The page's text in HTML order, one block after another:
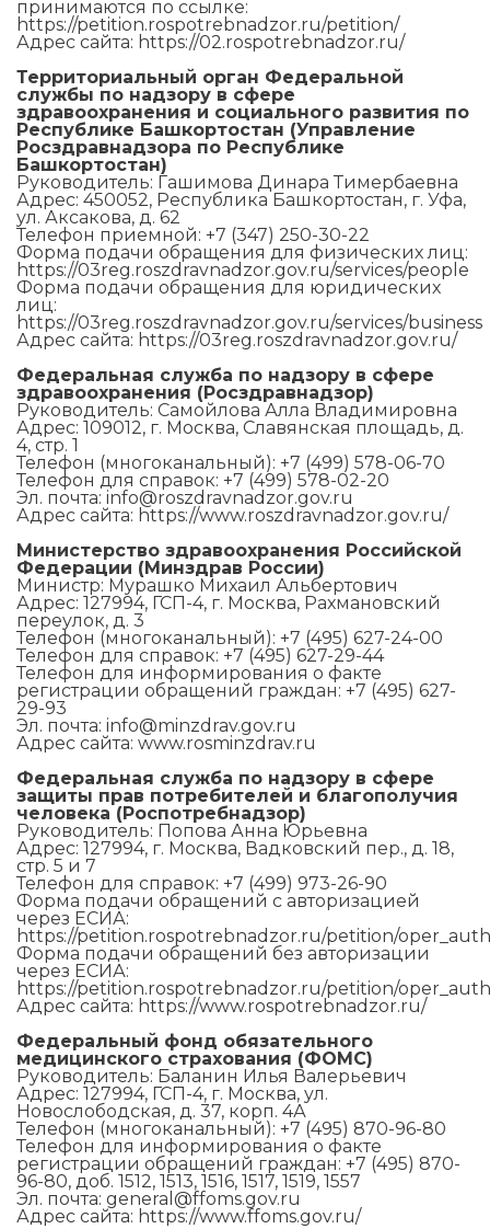
принимаются по ссылке:
https://petition.rospotrebnadzor.ru/petition/
Адрес сайта: https://02.rospotrebnadzor.ru/
Территориальный орган Федеральной
службы по надзору в сфере
здравоохранения и социального развития по
Республике Башкортостан (Управление
Росздравнадзора по Республике
Башкортостан)
Руководитель: Гашимова Динара Тимербаевна
Адрес: 450052, Республика Башкортостан, г. Уфа,
ул. Аксакова, д. 62
Телефон приемной: +7 (347) 250-30-22
Форма подачи обращения для физических лиц:
https://03reg.roszdravnadzor.gov.ru/services/people
Форма подачи обращения для юридических
лиц:
https://03reg.roszdravnadzor.gov.ru/services/business
Адрес сайта: https://03reg.roszdravnadzor.gov.ru/
Федеральная служба по надзору в сфере
здравоохранения (Росздравнадзор)
Руководитель: Самойлова Алла Владимировна
Адрес: 109012, г. Москва, Славянская площадь, д.
4, стр. 1
Телефон (многоканальный): +7 (499) 578-06-70
Телефон для справок: +7 (499) 578-02-20
Эл. почта: info@roszdravnadzor.gov.ru
Адрес сайта: https://www.roszdravnadzor.gov.ru/
Министерство здравоохранения Российской
Федерации (Минздрав России)
Министр: Мурашко Михаил Альбертович
Адрес: 127994, ГСП-4, г. Москва, Рахмановский
переулок, д. 3
Телефон (многоканальный): +7 (495) 627-24-00
Телефон для справок: +7 (495) 627-29-44
Телефон для информирования о факте
регистрации обращений граждан: +7 (495) 627-
29-93
Эл. почта: info@minzdrav.gov.ru
Адрес сайта: www.rosminzdrav.ru
Федеральная служба по надзору в сфере
защиты прав потребителей и благополучия
человека (Роспотребнадзор)
Руководитель: Попова Анна Юрьевна
Адрес: 127994, г. Москва, Вадковский пер., д. 18,
стр. 5 и 7
Телефон для справок: +7 (499) 973-26-90
Форма подачи обращений с авторизацией
через ЕСИА:
https://petition.rospotrebnadzor.ru/petition/
Форма подачи обращений без авторизации
через ЕСИА:
https://petition.rospotrebnadzor.ru/petition/
Адрес сайта: https://www.rospotrebnadzor.ru/
Федеральный фонд обязательного
медицинского страхования (ФОМС)
Руководитель: Баланин Илья Валерьевич
Адрес: 127994, ГСП-4, г. Москва, ул.
Новослободская, д. 37, корп. 4А
Телефон (многоканальный): +7 (495) 870-96-80
Телефон для информирования о факте
регистрации обращений граждан: +7 (495) 870-
96-80, доб. 1512, 1513, 1516, 1517, 1519, 1557
Эл. почта: general@ffoms.gov.ru
Адрес сайта: https://www.ffoms.gov.ru/